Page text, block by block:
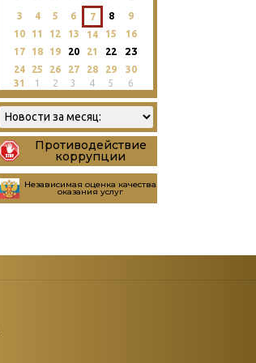
3 4 5 6 7 8
9
10
11 12 13 14 15
16
17
18 19 20 21 22 23
24 25 26 27 28 29
30
31
1 2 3 4 5 6
Противодействие
коррупции
Независимая оценка качества
оказания услуг